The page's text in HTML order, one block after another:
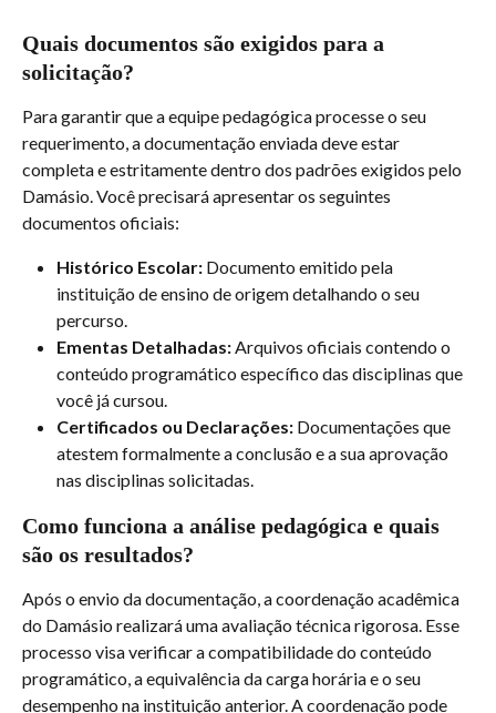
Quais documentos são exigidos para a
solicitação?
Para garantir que a equipe pedagógica processe o seu
requerimento, a documentação enviada deve estar
completa e estritamente dentro dos padrões exigidos pelo
Damásio. Você precisará apresentar os seguintes
documentos oficiais:
Histórico Escolar: Documento emitido pela
instituição de ensino de origem detalhando o seu
percurso.
Ementas Detalhadas: Arquivos oficiais contendo o
conteúdo programático específico das disciplinas que
você já cursou.
Certificados ou Declarações: Documentações que
atestem formalmente a conclusão e a sua aprovação
nas disciplinas solicitadas.
Como funciona a análise pedagógica e quais
são os resultados?
Após o envio da documentação, a coordenação acadêmica
do Damásio realizará uma avaliação técnica rigorosa. Esse
processo visa verificar a compatibilidade do conteúdo
programático, a equivalência da carga horária e o seu
desempenho na instituição anterior. A coordenação pode